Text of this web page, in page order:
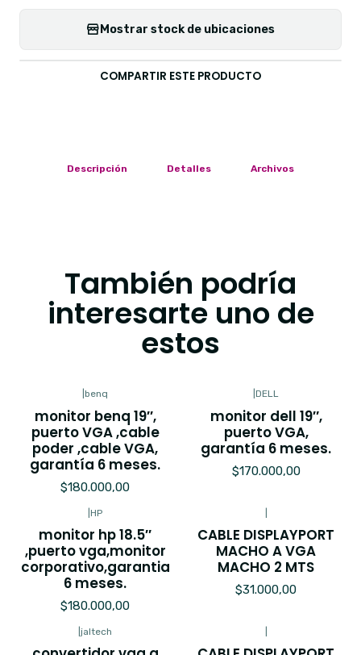
Mostrar stock de ubicaciones
COMPARTIR ESTE PRODUCTO
Descripción Detalles Archivos
También podría
interesarte uno de
estos
benq
monitor benq 19′′,
puerto VGA ,cable
poder ,cable VGA,
garantía 6 meses.
$180.000,00
DELL
monitor dell 19″,
puerto VGA,
garantía 6 meses.
$170.000,00
HP
monitor hp 18.5′′
,puerto vga,monitor
corporativo,garantia
6 meses.
$180.000,00
CABLE DISPLAYPORT
MACHO A VGA
MACHO 2 MTS
$31.000,00
jaltech